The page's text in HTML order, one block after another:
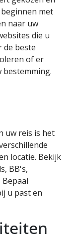
met
naar uw
die u
de beste
of er
bestemming.
uw reis is het
locatie. Bekijk
BB's,
u past en